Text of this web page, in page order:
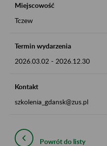
Miejscowość
Tczew
Termin wydarzenia
2026.03.02 - 2026.12.30
Kontakt
szkolenia_gdansk@zus.pl
Powrót do listy